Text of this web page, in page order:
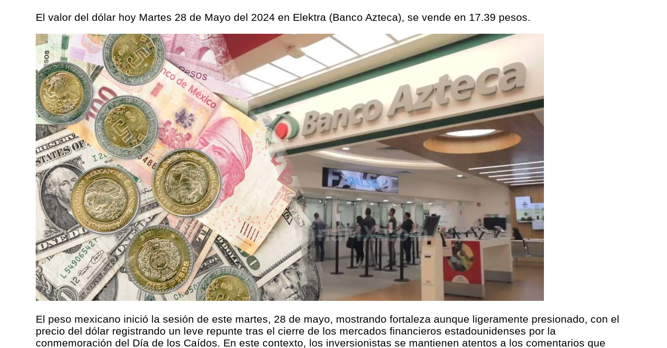
El valor del dólar hoy Martes 28 de Mayo del 2024 en Elektra (Banco Azteca), se vende en 17.39 pesos.
El peso mexicano inició la sesión de este martes, 28 de mayo, mostrando fortaleza aunque ligeramente presionado, con el
precio del dólar registrando un leve repunte tras el cierre de los mercados financieros estadounidenses por la
conmemoración del Día de los Caídos. En este contexto, los inversionistas se mantienen atentos a los comentarios que